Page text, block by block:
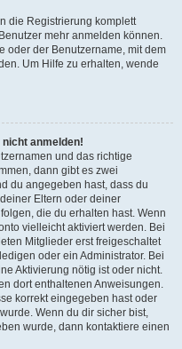
die Registrierung komplett
mehr anmelden können.
oder der Benutzername, mit dem
Um Hilfe zu erhalten, wende
anmelden!
und das richtige
dann gibt es zwei
du angegeben hast, dass du
Eltern oder deiner
die du erhalten hast. Wenn
vielleicht aktiviert werden. Bei
Mitglieder erst freigeschaltet
oder ein Administrator. Bei
Aktivierung nötig ist oder nicht.
dort enthaltenen Anweisungen.
korrekt eingegeben hast oder
Wenn du dir sicher bist,
wurde, dann kontaktiere einen